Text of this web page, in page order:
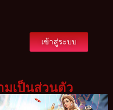
เข้าสู่ระบบ
มเป็นส่วนตัว